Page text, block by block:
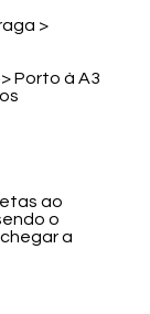
>
Porto à A3
ao
o
a